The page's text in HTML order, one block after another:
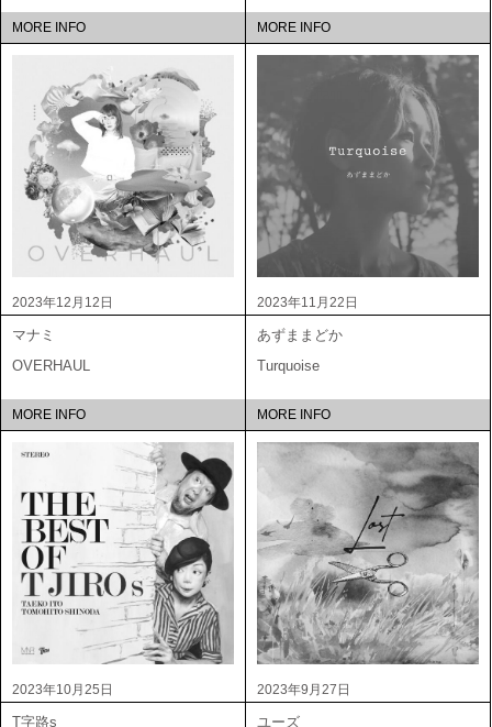
MORE INFO MORE INFO
2023年12月12日
マナミ
OVERHAUL
MORE INFO
2023年11月22日
あずままどか
Turquoise
MORE INFO
2023年10月25日
T字路s
2023年9月27日
ユーズ